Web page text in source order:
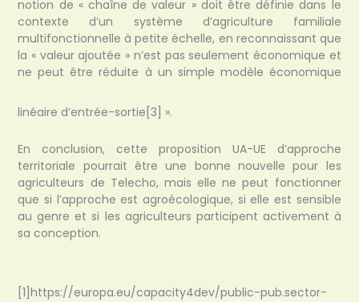
notion de « chaîne de valeur » doit être définie dans le
contexte d’un système d’agriculture familiale
multifonctionnelle à petite échelle, en reconnaissant que
la « valeur ajoutée » n’est pas seulement économique et
ne peut être réduite à un simple modèle économique
linéaire d’entrée-sortie [3] ».
En conclusion, cette proposition UA-UE d’approche
territoriale pourrait être une bonne nouvelle pour les
agriculteurs de Telecho, mais elle ne peut fonctionner
que si l’approche est agroécologique, si elle est sensible
au genre et si les agriculteurs participent activement à
sa conception.
[1]https://europa.eu/capacity4dev/public-pub.sector-